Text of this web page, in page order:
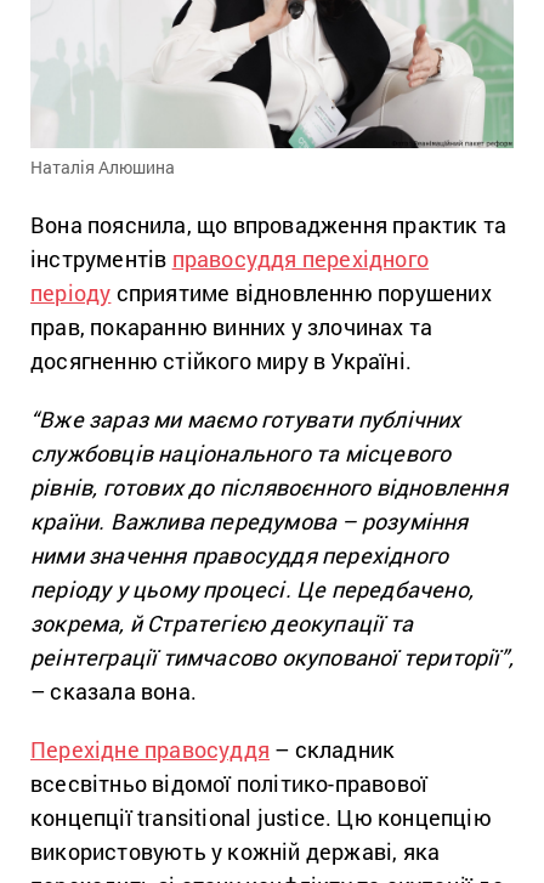
Наталія Алюшина
Вона пояснила, що впровадження практик та
інструментів правосуддя перехідного
періоду сприятиме відновленню порушених
прав, покаранню винних у злочинах та
досягненню стійкого миру в Україні.
“Вже зараз ми маємо готувати публічних
службовців національного та місцевого
рівнів, готових до післявоєнного відновлення
країни. Важлива передумова – розуміння
ними значення правосуддя перехідного
періоду у цьому процесі. Це передбачено,
зокрема, й Стратегією деокупації та
реінтеграції тимчасово окупованої території”,
– сказала вона.
Перехідне правосуддя – складник
всесвітньо відомої політико-правової
концепції transitional justice. Цю концепцію
використовують у кожній державі, яка